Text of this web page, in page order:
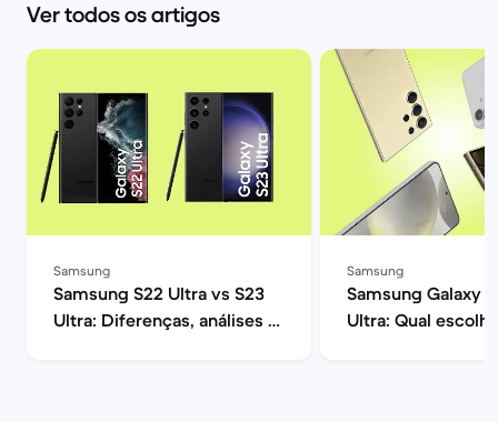
Ver todos os artigos
Samsung
Samsung S22 Ultra vs S23
Ultra: Diferenças, análises e
Samsung
Samsung Galaxy
Ultra: Qual